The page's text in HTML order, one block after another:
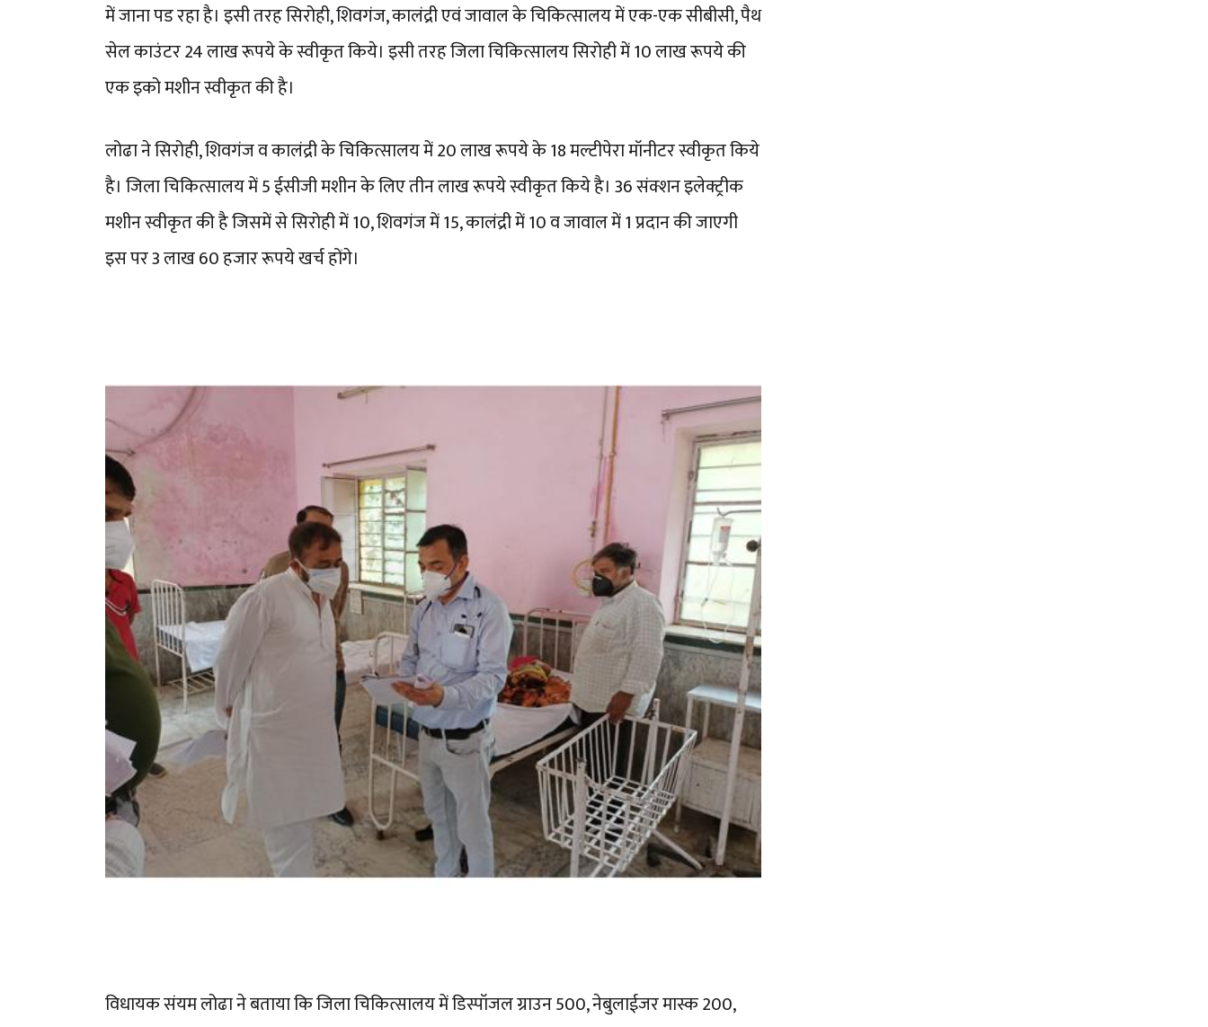
में जाना पड रहा है। इसी तरह सिरोही, शिवगंज, कालंद्री एवं जावाल के चिकित्सालय में एक-एक सीबीसी, पैथ
सेल काउंटर 24 लाख रूपये के स्वीकृत किये। इसी तरह जिला चिकित्सालय सिरोही में 10 लाख रूपये की
एक इको मशीन स्वीकृत की है।
लोढा ने सिरोही, शिवगंज व कालंद्री के चिकित्सालय में 20 लाख रूपये के 18 मल्टीपेरा मॉनीटर स्वीकृत किये
है। जिला चिकित्सालय में 5 ईसीजी मशीन के लिए तीन लाख रूपये स्वीकृत किये है। 36 संक्शन इलेक्ट्रीक
मशीन स्वीकृत की है जिसमें से सिरोही में 10, शिवगंज में 15, कालंद्री में 10 व जावाल में 1 प्रदान की जाएगी
इस पर 3 लाख 60 हजार रूपये खर्च होंगे।
विधायक संयम लोढा ने बताया कि जिला चिकित्सालय में डिस्पॉजल ग्राउन 500, नेबुलाईजर मास्क 200,